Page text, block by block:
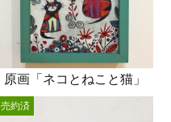
原画「ネコとねこと猫」
売約済